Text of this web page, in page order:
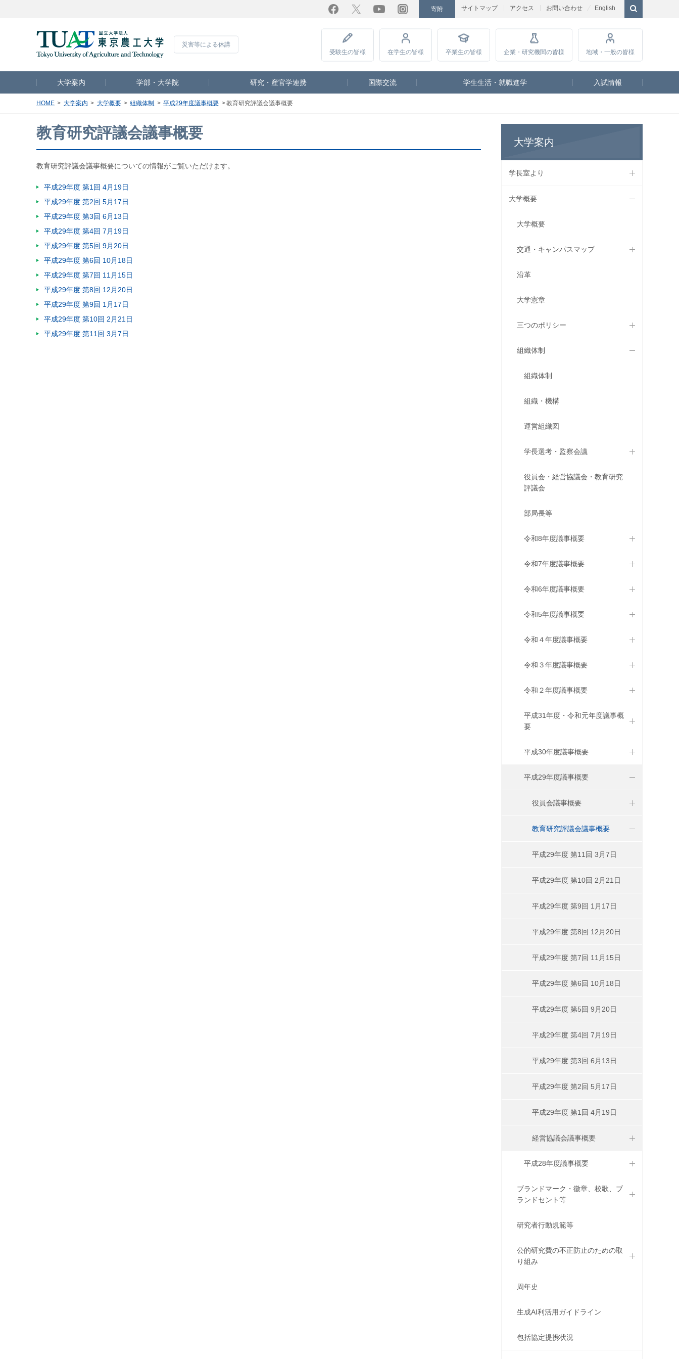
サイトマップ アクセス お問い合わせ
寄附 English
Facebook Twitter YouTube Instagram
災害等による休講
受験生の皆様 在学生の皆様 卒業生の皆様 企業・研究機関の皆様 地域・一般の皆様
大学案内 学部・大学院 研究・産官学連携 国際交流 学生生活・就職進学 入試情報
HOME 大学案内 大学概要 組織体制 平成29年度議事概要 教育研究評議会議事概要
教育研究評議会議事概要
教育研究評議会議事概要についての情報がご覧いただけます。
平成29年度 第1回 4月19日
平成29年度 第2回 5月17日
平成29年度 第3回 6月13日
平成29年度 第4回 7月19日
平成29年度 第5回 9月20日
平成29年度 第6回 10月18日
平成29年度 第7回 11月15日
平成29年度 第8回 12月20日
平成29年度 第9回 1月17日
平成29年度 第10回 2月21日
平成29年度 第11回 3月7日
大学案内
学長室より
大学概要
大学概要
交通・キャンパスマップ
沿革
大学憲章
三つのポリシー
組織体制
組織体制
組織・機構
運営組織図
学長選考・監察会議
役員会・経営協議会・教育研究
評議会
部局長等
令和8年度議事概要
令和7年度議事概要
令和6年度議事概要
令和5年度議事概要
令和４年度議事概要
令和３年度議事概要
令和２年度議事概要
平成31年度・令和元年度議事概
要
平成30年度議事概要
平成29年度議事概要
役員会議事概要
教育研究評議会議事概要
平成29年度 第11回 3月7日
平成29年度 第10回 2月21日
平成29年度 第9回 1月17日
平成29年度 第8回 12月20日
平成29年度 第7回 11月15日
平成29年度 第6回 10月18日
平成29年度 第5回 9月20日
平成29年度 第4回 7月19日
平成29年度 第3回 6月13日
平成29年度 第2回 5月17日
平成29年度 第1回 4月19日
経営協議会議事概要
平成28年度議事概要
ブランドマーク・徽章、校歌、ブ
ランドセント等
研究者行動規範等
公的研究費の不正防止のための取
り組み
周年史
生成AI利活用ガイドライン
包括協定提携状況